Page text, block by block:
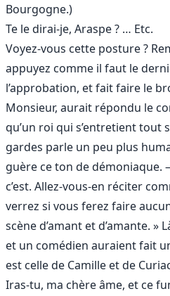
Bourgogne.)
Te le dirai-je, Araspe ? … Etc.
Voyez-vous cette posture ?
appuyez comme il faut le
l’approbation, et fait faire le
Monsieur, aurait répondu le
qu’un roi qui s’entretient tout
gardes parle un peu plus
guère ce ton de démoniaque.
c’est. Allez-vous-en réciter
verrez si vous ferez faire
scène d’amant et d’amante. »
et un comédien auraient fait
est celle de Camille et de
Iras-tu, ma chère âme, et ce